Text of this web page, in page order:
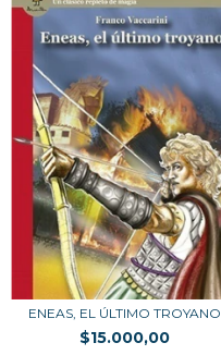
ENEAS, EL ÚLTIMO TROYANO
$15.000,00